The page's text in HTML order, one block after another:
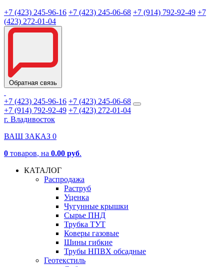
+7 (423) 245-96-16 +7 (423) 245-06-68 +7 (914) 792-92-49 +7
(423) 272-01-04
Обратная связь
+7 (423) 245-96-16 +7 (423) 245-06-68
+7 (914) 792-92-49 +7 (423) 272-01-04
г. Владивосток
ВАШ ЗАКАЗ 0
0 товаров, на 0.00 руб.
КАТАЛОГ
Распродажа
Раструб
Уценка
Чугунные крышки
Сырье ПНД
Трубка ТУТ
Коверы газовые
Шины гибкие
Трубы НПВХ обсадные
Геотекстиль